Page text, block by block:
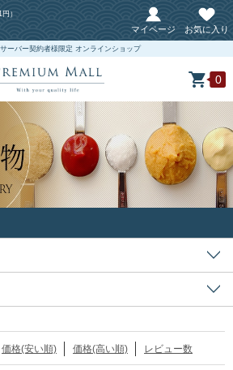
円）
マイページ お気に入り
ーバー契約者様限定 オンラインショップ
0
価格(安い順) 価格(高い順) レビュー数